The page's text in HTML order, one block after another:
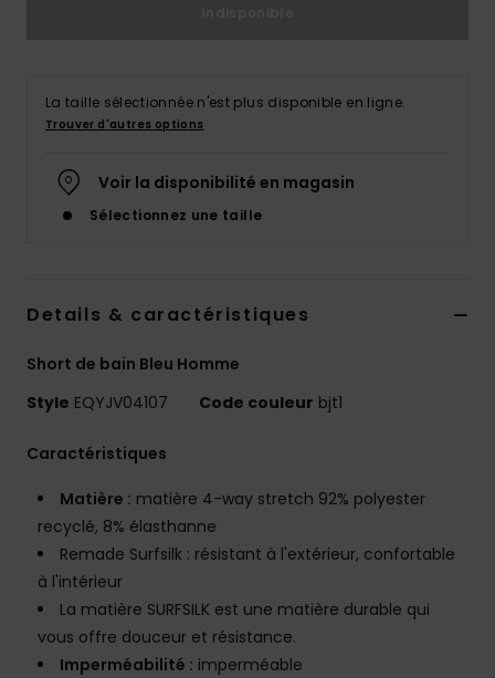
La taille sélectionnée n'est plus disponible en ligne.
Trouver d'autres options
Voir la disponibilité en magasin
Sélectionnez une taille
Details & caractéristiques
Short de bain Bleu Homme
Style EQYJV04107 Code couleur bjt1
Caractéristiques
Matière : matière 4-way stretch 92% polyester
recyclé, 8% élasthanne
Remade Surfsilk : résistant à l'extérieur, confortable
à l'intérieur
La matière SURFSILK est une matière durable qui
vous offre douceur et résistance.
Imperméabilité : imperméable